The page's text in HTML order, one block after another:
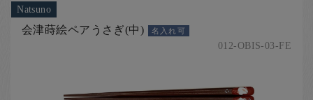
Natsuno
会津蒔絵ペアうさぎ(中) 名入れ可
012-OBIS-03-FE